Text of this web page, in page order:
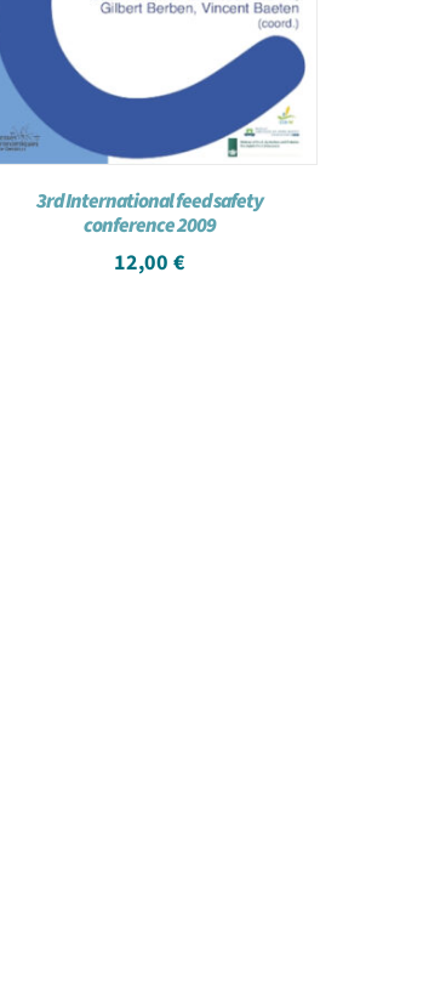
3rd International feed safety
conference 2009
12,00 €